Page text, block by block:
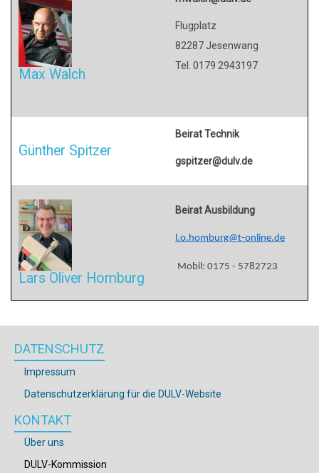
Max Walch
Flugplatz
82287 Jesenwang
Tel. 0179 2943197
Günther Spitzer
Beirat Technik
gspitzer@dulv.de
Lars Oliver Homburg
Beirat Ausbildung
l.o.homburg@t-online.de
Mobil: 0175 - 5782723
DATENSCHUTZ
Impressum
Datenschutzerklärung für die DULV-Website
KONTAKT
Über uns
DULV-Kommission